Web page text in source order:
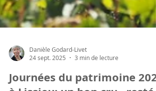
Danièle Godard-Livet
3 min de lecture